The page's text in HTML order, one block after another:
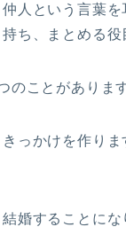
人という言葉
ち、まとめる役
のことがあります
っかけを作り
婚することに